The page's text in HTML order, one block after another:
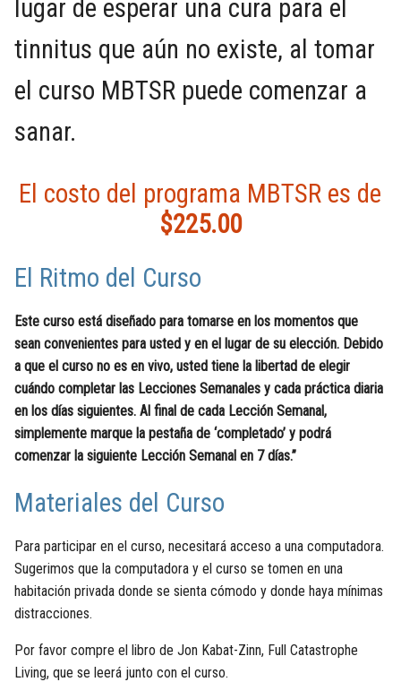
lugar de esperar una cura para el
tinnitus que aún no existe, al tomar
el curso MBTSR puede comenzar a
sanar.
El costo del programa MBTSR es de
$225.00
El Ritmo del Curso
Este curso está diseñado para tomarse en los momentos que
sean convenientes para usted y en el lugar de su elección. Debido
a que el curso no es en vivo, usted tiene la libertad de elegir
cuándo completar las Lecciones Semanales y cada práctica diaria
en los días siguientes. Al final de cada Lección Semanal,
simplemente marque la pestaña de ‘completado’ y podrá
comenzar la siguiente Lección Semanal en 7 días.”
Materiales del Curso
Para participar en el curso, necesitará acceso a una computadora.
Sugerimos que la computadora y el curso se tomen en una
habitación privada donde se sienta cómodo y donde haya mínimas
distracciones.
Por favor compre el libro de Jon Kabat-Zinn, Full Catastrophe
Living, que se leerá junto con el curso.